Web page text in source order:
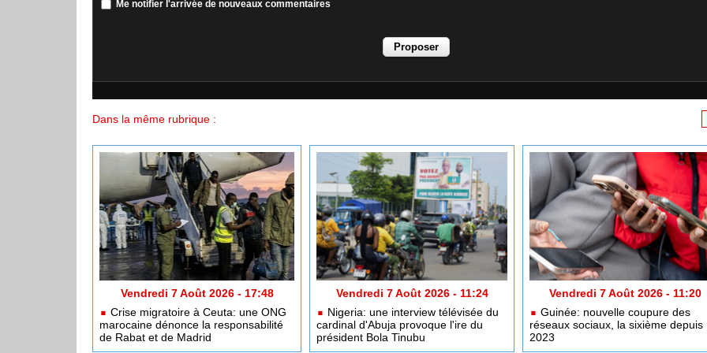
Me notifier l'arrivée de nouveaux commentaires
Dans la même rubrique :
Vendredi 7 Août 2026 - 17:48
Crise migratoire à Ceuta: une ONG
marocaine dénonce la responsabilité
de Rabat et de Madrid
Vendredi 7 Août 2026 - 11:24
Nigeria: une interview télévisée du
cardinal d'Abuja provoque l'ire du
président Bola Tinubu
Vendredi 7 Août 2026 - 11:20
Guinée: nouvelle coupure des
réseaux sociaux, la sixième depuis
2023